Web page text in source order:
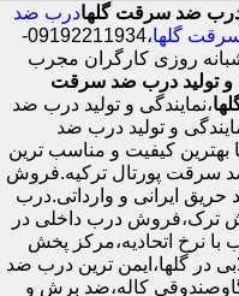
درب ضد سرقت گلهادرب ضد
گلها
،09192211934-
روزی کارگران مجرب
و تولید درب ضد سرقت
،نمایندگی و تولید درب ضد
و تولید درب ضد
کیفیت و مناسب ترین
ضد سرقت پورتال ترکیه.فروش
ایرانی و وارداتی.درب
درب داخلی در
با نرخ اتحادیه،مرکز پخش
در گلها،ایمن ترین درب ضد
کاله،ضد برش و